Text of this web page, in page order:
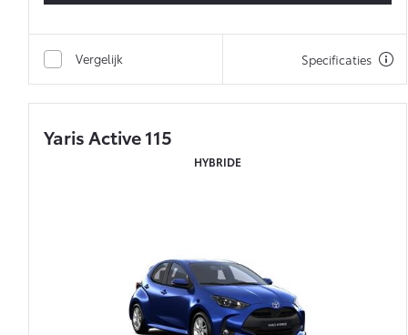
Vergelijk Specificaties
Yaris Active 115
HYBRIDE